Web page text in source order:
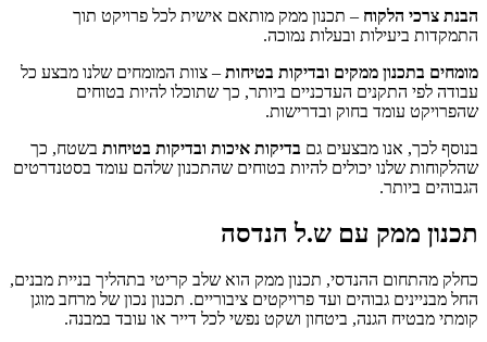
הבנת צרכי הלקוח – תכנון ממק מותאם אישית לכל פרויקט תוך
התמקדות ביעילות ובעלות נמוכה.
מומחים בתכנון ממקים ובדיקות בטיחות – צוות המומחים שלנו מבצע כל
עבודה לפי התקנים העדכניים ביותר, כך שתוכלו להיות בטוחים
שהפרויקט עומד בחוק ובדרישות.
בנוסף לכך, אנו מבצעים גם בדיקות איכות ובדיקות בטיחות בשטח, כך
שהלקוחות שלנו יכולים להיות בטוחים שהתכנון שלהם עומד בסטנדרטים
הגבוהים ביותר.
תכנון ממק עם ש.ל הנדסה
כחלק מהתחום ההנדסי, תכנון ממק הוא שלב קריטי בתהליך בניית מבנים,
החל מבניינים גבוהים ועד פרויקטים ציבוריים. תכנון נכון של מרחב מוגן
קומתי מבטיח הגנה, ביטחון ושקט נפשי לכל דייר או עובד במבנה.